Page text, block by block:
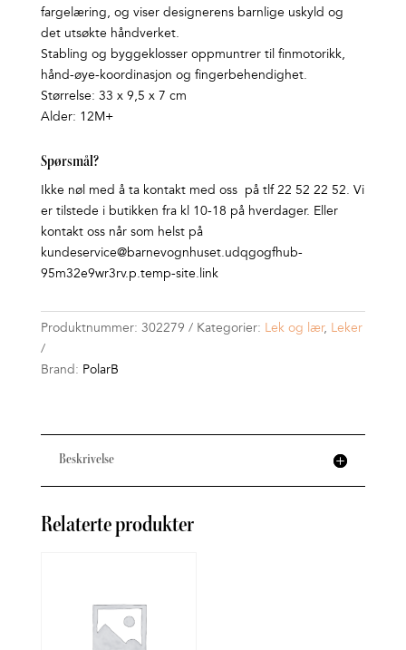
fargelæring, og viser designerens barnlige uskyld og
det utsøkte håndverket.
Stabling og byggeklosser oppmuntrer til finmotorikk,
hånd-øye-koordinasjon og fingerbehendighet.
Størrelse: 33 x 9,5 x 7 cm
Alder: 12M+
Spørsmål?
Ikke nøl med å ta kontakt med oss på tlf 22 52 22 52. Vi
er tilstede i butikken fra kl 10-18 på hverdager. Eller
kontakt oss når som helst på
kundeservice@barnevognhuset.udqgogfhub-
95m32e9wr3rv.p.temp-site.link
Produktnummer: 302279 Kategorier: Lek og lær, Leker
Brand: PolarB
Beskrivelse
Relaterte produkter